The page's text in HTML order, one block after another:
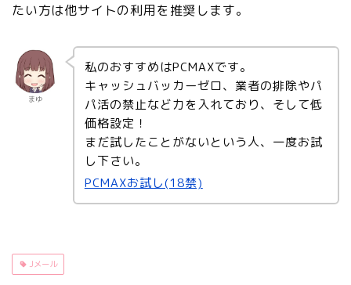
たい方は他サイトの利用を推奨します。
まゆ
私のおすすめはPCMAXです。
キャッシュバッカーゼロ、業者の排除やパ
パ活の禁止など力を入れており、そして低
価格設定！
まだ試したことがないという人、一度お試
し下さい。
PCMAXお試し(18禁)
Jメール